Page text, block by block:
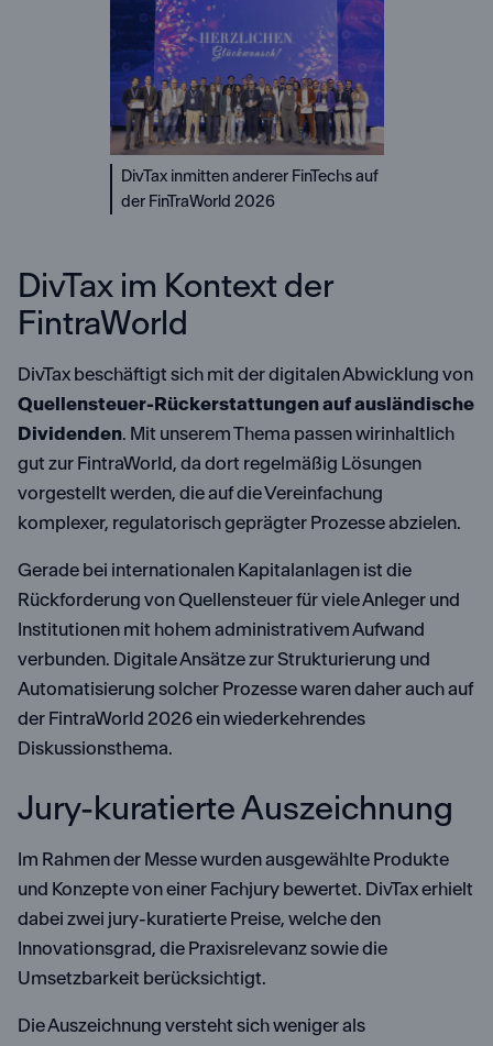
DivTax inmitten anderer FinTechs auf
der FinTraWorld 2026
DivTax im Kontext der
FintraWorld
DivTax beschäftigt sich mit der digitalen Abwicklung von
Quellensteuer-Rückerstattungen auf ausländische
Dividenden. Mit unserem Thema passen wirinhaltlich
gut zur FintraWorld, da dort regelmäßig Lösungen
vorgestellt werden, die auf die Vereinfachung
komplexer, regulatorisch geprägter Prozesse abzielen.
Gerade bei internationalen Kapitalanlagen ist die
Rückforderung von Quellensteuer für viele Anleger und
Institutionen mit hohem administrativem Aufwand
verbunden. Digitale Ansätze zur Strukturierung und
Automatisierung solcher Prozesse waren daher auch auf
der FintraWorld 2026 ein wiederkehrendes
Diskussionsthema.
Jury-kuratierte Auszeichnung
Im Rahmen der Messe wurden ausgewählte Produkte
und Konzepte von einer Fachjury bewertet. DivTax erhielt
dabei zwei jury-kuratierte Preise, welche den
Innovationsgrad, die Praxisrelevanz sowie die
Umsetzbarkeit berücksichtigt.
Die Auszeichnung versteht sich weniger als